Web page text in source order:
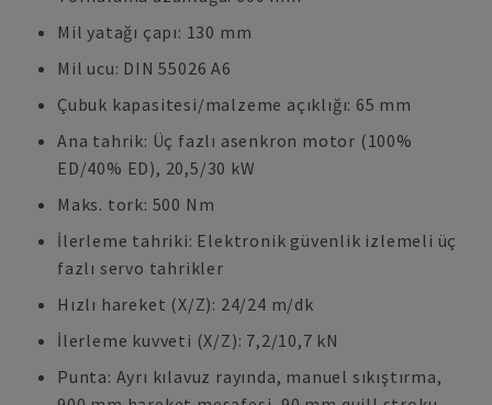
Mil yatağı çapı: 130 mm
Mil ucu: DIN 55026 A6
Çubuk kapasitesi/malzeme açıklığı: 65 mm
Ana tahrik: Üç fazlı asenkron motor (100%
ED/40% ED), 20,5/30 kW
Maks. tork: 500 Nm
İlerleme tahriki: Elektronik güvenlik izlemeli üç
fazlı servo tahrikler
Hızlı hareket (X/Z): 24/24 m/dk
İlerleme kuvveti (X/Z): 7,2/10,7 kN
Punta: Ayrı kılavuz rayında, manuel sıkıştırma,